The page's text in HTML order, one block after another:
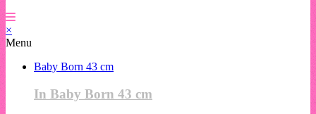
×
Menu
Baby Born 43 cm
In Baby Born 43 cm